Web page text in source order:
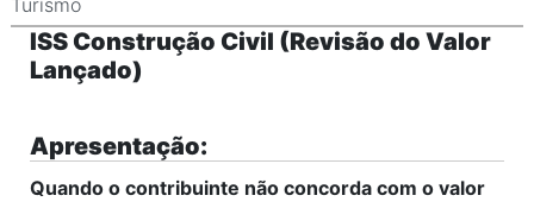
ISS Construção Civil (Revisão do Valor
Lançado)
Apresentação:
Quando o contribuinte não concorda com o valor